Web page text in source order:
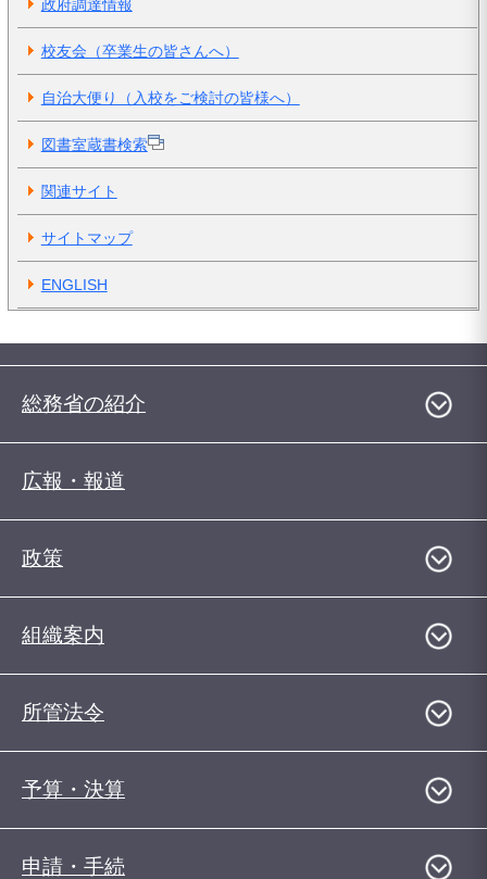
政府調達情報
校友会（卒業生の皆さんへ）
自治大便り（入校をご検討の皆様へ）
図書室蔵書検索
関連サイト
サイトマップ
ENGLISH
総務省の紹介
広報・報道
政策
組織案内
所管法令
予算・決算
申請・手続